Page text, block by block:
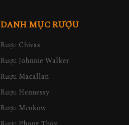
DANH MỤC RƯỢU
Rượu Chivas
Rượu Johnnie Walker
Rượu Macallan
Rượu Hennessy
Rượu Meukow